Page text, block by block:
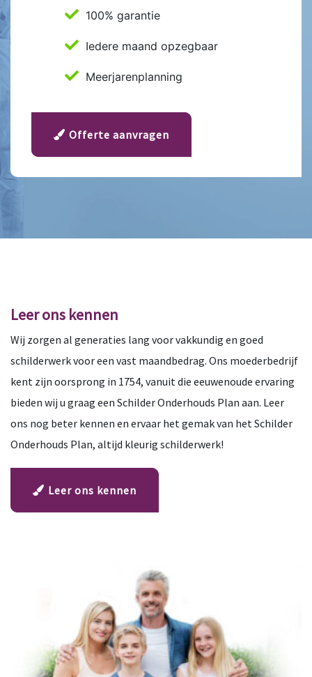
100% garantie
Iedere maand opzegbaar
Meerjarenplanning
Offerte aanvragen
Leer ons kennen
Wij zorgen al generaties lang voor vakkundig en goed
schilderwerk voor een vast maandbedrag. Ons moederbedrijf
kent zijn oorsprong in 1754, vanuit die eeuwenoude ervaring
bieden wij u graag een Schilder Onderhouds Plan aan. Leer
ons nog beter kennen en ervaar het gemak van het Schilder
Onderhouds Plan, altijd kleurig schilderwerk!
Leer ons kennen